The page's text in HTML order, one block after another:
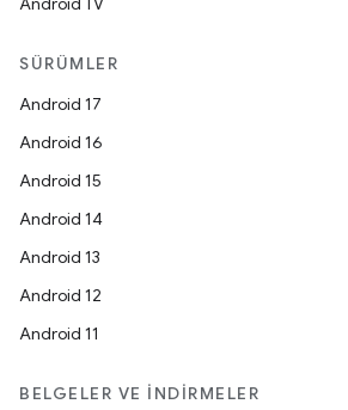
SÜRÜMLER
Android 17
Android 16
Android 15
Android 14
Android 13
Android 12
Android 11
BELGELER VE İNDIRMELER